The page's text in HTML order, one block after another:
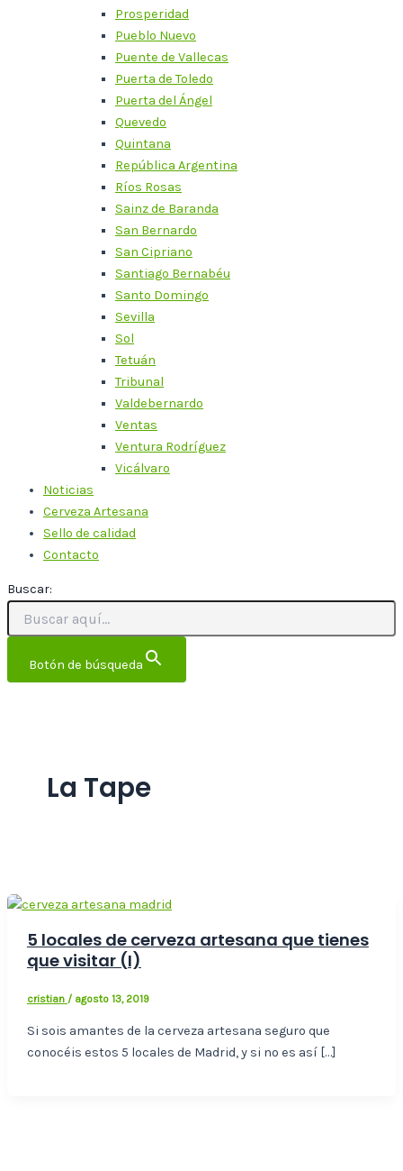
Prosperidad
Pueblo Nuevo
Puente de Vallecas
Puerta de Toledo
Puerta del Ángel
Quevedo
Quintana
República Argentina
Ríos Rosas
Sainz de Baranda
San Bernardo
San Cipriano
Santiago Bernabéu
Santo Domingo
Sevilla
Sol
Tetuán
Tribunal
Valdebernardo
Ventas
Ventura Rodríguez
Vicálvaro
Noticias
Cerveza Artesana
Sello de calidad
Contacto
Buscar:
Botón de búsqueda
La Tape
5 locales de cerveza artesana que tienes
que visitar (I)
cristian / agosto 13, 2019
Si sois amantes de la cerveza artesana seguro que
conocéis estos 5 locales de Madrid, y si no es así […]